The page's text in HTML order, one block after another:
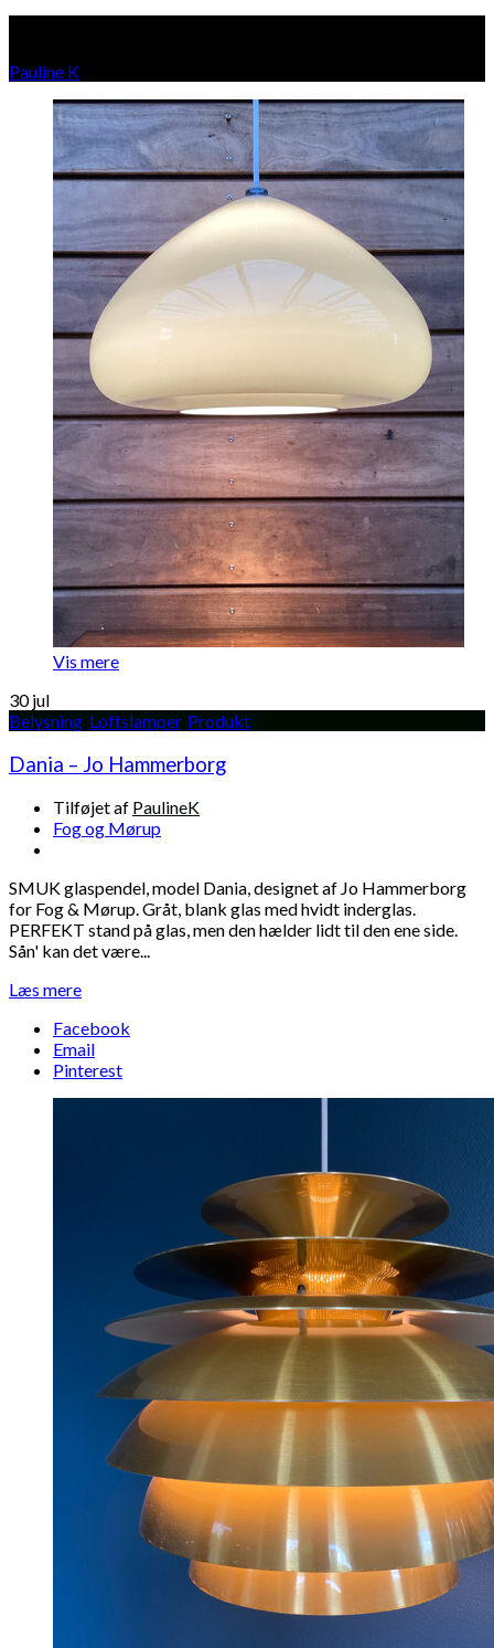
Pauline K
Vis mere
30jul
Belysning Loftslamper, Produkt
Dania – Jo Hammerborg
Tilføjet af PaulineK
Fog og Mørup
SMUK glaspendel, model Dania, designet af Jo Hammerborg
for Fog & Mørup. Gråt, blank glas med hvidt inderglas.
PERFEKT stand på glas, men den hælder lidt til den ene side.
Sån' kan det være...
Læs mere
Facebook
Email
Pinterest